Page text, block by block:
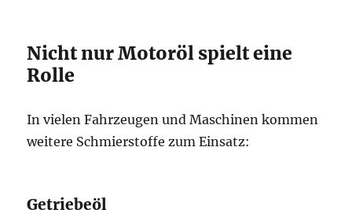
Nicht nur Motoröl spielt eine
Rolle
In vielen Fahrzeugen und Maschinen kommen
weitere Schmierstoffe zum Einsatz:
Getriebeöl